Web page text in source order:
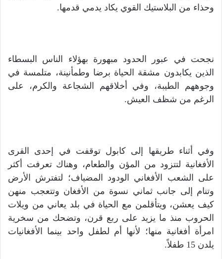
وحذاء من البلاستيك القوي يكاد يدمي قدمها.
نجحت في عبور الحدود مبهورة بهؤلاء الناس البسطاء
الذين يكابدون مشقة الحياة برضا وطمأنينة، متلمسة في
وجوههم الطيبة، وفي أخلاقهم الشجاعة والكرم، على
الرغم من شظف العيش.
وفي أثناء طريقها إلى كابول توقفت في إحدى القرى
الأفغانية لتتزود من المؤن والطعام، وهناك تعرفت أكثر
على الشعب الأفغاني الودود المضياف؛ لتفترش الأرض
وتنام إلى جانب ثماني نسوة من الأفغان وتتعجب منهن
كيف يعشن، ويتأقلمن مع الحياة في بلد يعاني من ويلات
الحروب منذ ما يزيد على ربع قرن، وتضحك من سخرية
امرأة أفغانية منها؛ لأنها أم لطفل واحد بينما الأفغانيات
يلدن 15 طفلاً.